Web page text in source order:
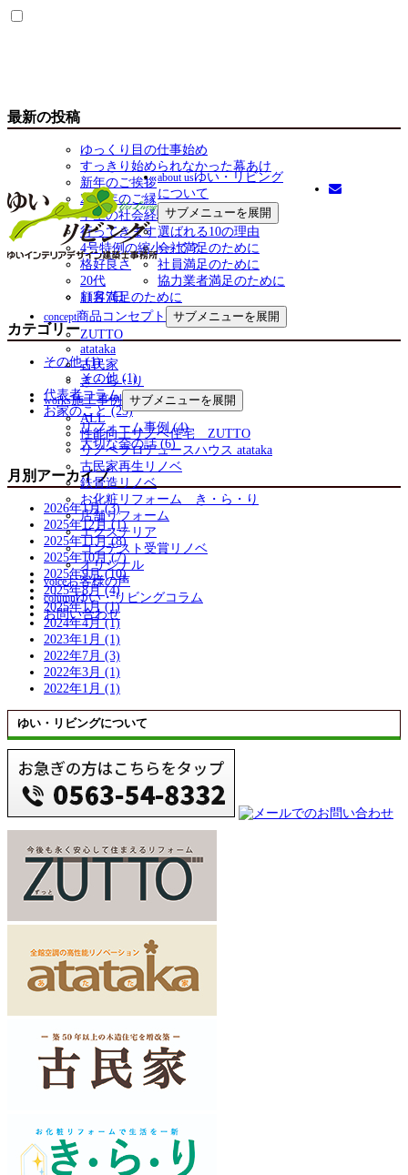
about usゆい・リビング
について
サブメニューを展開
選ばれる10の理由
会社満足のために
社員満足のために
協力業者満足のために
顧客満足のために
concept商品コンセプト
サブメニューを展開
ZUTTO
atataka
古民家
き・ら・り
works施工事例 サブメニューを展開
ALL
性能向上リノベ住宅 ZUTTO
リノベプロデュースハウス atataka
古民家再生リノベ
鉄骨造リノベ
お化粧リフォーム き・ら・り
店舗リフォーム
エクステリア
コンテスト受賞リノベ
オリジナル
voiceお客様の声
columnゆい・リビングコラム
お問い合わせ
最新の投稿
ゆっくり目の仕事始め
すっきり始められなかった幕あけ
新年のご挨拶
2025年のご縁
学生の社会経験
行ってきます
4号特例の縮小って？
格好良さ
20代
11月7日
カテゴリー
その他 (1)
その他 (1)
代表者コラム (40)
お家のこと (23)
リフォーム事例 (4)
大切な金の話 (6)
月別アーカイブ
2026年1月 (3)
2025年12月 (1)
2025年11月 (8)
2025年10月 (7)
2025年9月 (10)
2025年8月 (4)
2025年1月 (1)
2024年4月 (1)
2023年1月 (1)
2022年7月 (3)
2022年3月 (1)
2022年1月 (1)
ゆい・リビングについて